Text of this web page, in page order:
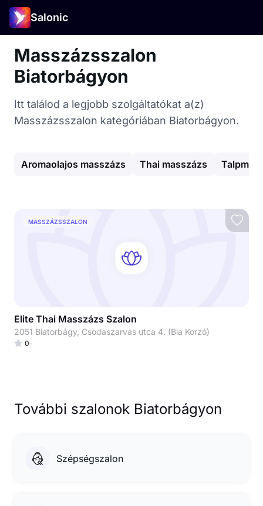
Salonic
Masszázsszalon
Biatorbágyon
Itt találod a legjobb szolgáltatókat a(z)
Masszázsszalon kategóriában Biatorbágyon.
Aromaolajos masszázs Thai masszázs
MASSZÁZSSZALON
Elite Thai Masszázs Szalon
2051 Biatorbágy, Csodaszarvas utca 4. (Bia Korzó)
0
További szalonok Biatorbágyon
Szépségszalon